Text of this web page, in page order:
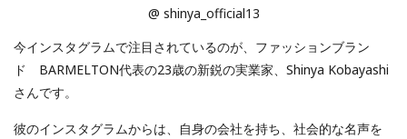
@ shinya_official13
今インスタグラムで注目されているのが、ファッションブラン
ド BARMELTON代表の23歳の新鋭の実業家、Shinya Kobayashi
さんです。
彼のインスタグラムからは、自身の会社を持ち、社会的な名声を